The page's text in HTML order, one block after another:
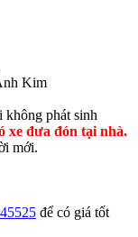
Kim
không phát sinh
xe đưa đón tại nhà.
mới.
để có giá tốt